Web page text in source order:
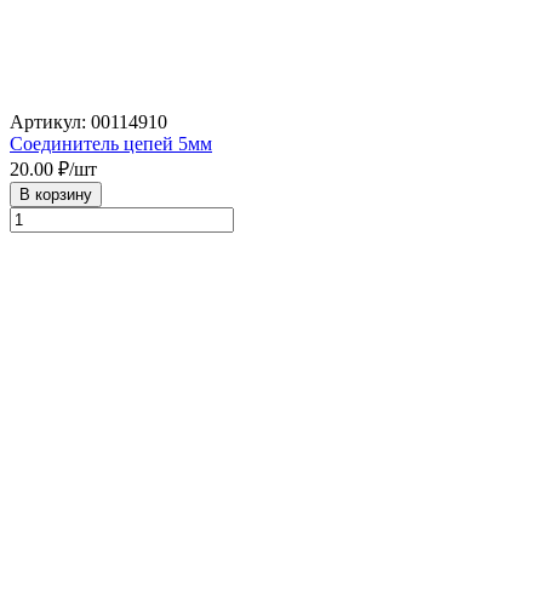
Артикул: 00114910
Соединитель цепей 5мм
20.00 ₽/шт
В корзину